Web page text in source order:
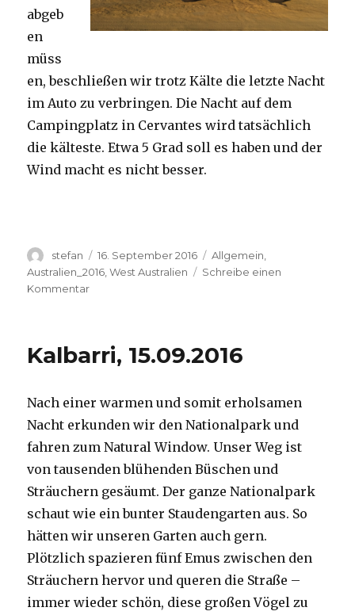
abgeb
en
müss
en, beschließen wir trotz Kälte die letzte Nacht
im Auto zu verbringen. Die Nacht auf dem
Campingplatz in Cervantes wird tatsächlich
die kälteste. Etwa 5 Grad soll es haben und der
Wind macht es nicht besser.
Autor
stefan
Veröffentlicht
am
16. September 2016 Kategorien
Allgemein
Australien_2016 ,West Australien
Schreibe einen
Kommentarzu
Kalbarri, 15.09.2016
Nach einer warmen und somit erholsamen
Nacht erkunden wir den Nationalpark und
fahren zum Natural Window. Unser Weg ist
von tausenden blühenden Büschen und
Sträuchern gesäumt. Der ganze Nationalpark
schaut wie ein bunter Staudengarten aus. So
hätten wir unseren Garten auch gern.
Plötzlich spazieren fünf Emus zwischen den
Sträuchern hervor und queren die Straße –
immer wieder schön, diese großen Vögel zu